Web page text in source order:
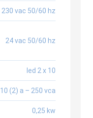
230 vac 50/60 hz
24 vac 50/60 hz
led 2 x 10
10 (2) a – 250 vca
0,25 kw